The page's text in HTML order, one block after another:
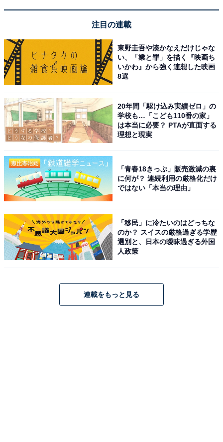
1：「夢がまだこれから」「夢を諦めたばかり」の
2人が出会う物語
『数分間のエールを』の主人公は「自分から何かを生み
出したい」と思い続け、ミュージックビデオ（以下、
MV）制作に没頭している高校生。彼はある日、街で見か
りたいと強く願います。そして、自分が通う高校へ新し
く赴任してきた教師こそが、街で歌っていたミュージシ
ャンだったのです。
注目の連載
東野圭吾や湊かなえだけじゃな
い、「業と罪」を描く『映画ち
いかわ』から強く連想した映画
8選
20年間「駆け込み実績ゼロ」の
学校も…「こども110番の家」
は本当に必要？ PTAが直面する
理想と現実
「青春18きっぷ」販売激減の裏
に何が？ 連続利用の厳格化だけ
ではない「本当の理由」
「移民」に冷たいのはどっちな
のか？ スイスの厳格過ぎる学歴
選別と、日本の曖昧過ぎる外国
人政策
連載をもっと見る